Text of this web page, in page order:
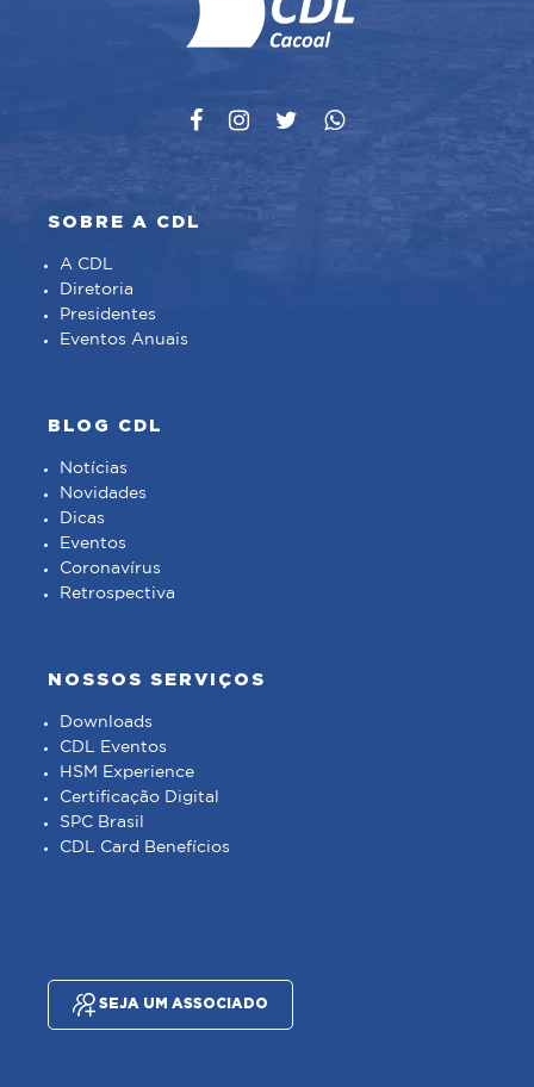
SOBRE A CDL
A CDL
Diretoria
Presidentes
Eventos Anuais
BLOG CDL
Notícias
Novidades
Dicas
Eventos
Coronavírus
Retrospectiva
NOSSOS SERVIÇOS
Downloads
CDL Eventos
HSM Experience
Certificação Digital
SPC Brasil
CDL Card Benefícios
SEJA UM ASSOCIADO